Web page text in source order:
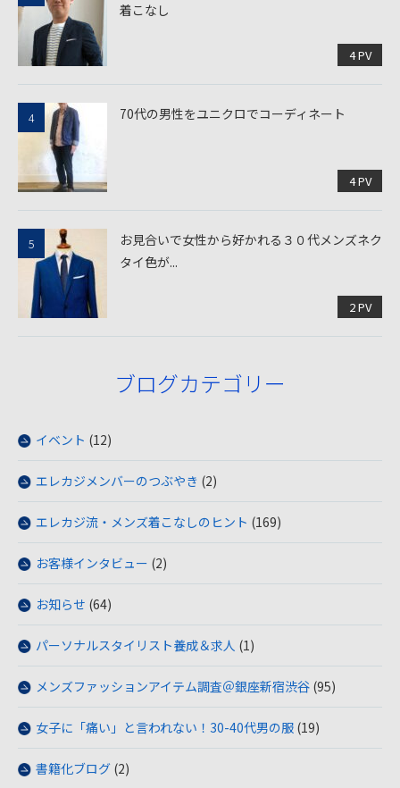
着こなし
4 PV
70代の男性をユニクロでコーディネート
4 PV
お見合いで女性から好かれる３０代メンズネク
タイ色が...
2 PV
ブログカテゴリー
イベント (12)
エレカジメンバーのつぶやき (2)
エレカジ流・メンズ着こなしのヒント (169)
お客様インタビュー (2)
お知らせ (64)
パーソナルスタイリスト養成＆求人 (1)
メンズファッションアイテム調査＠銀座新宿渋谷 (95)
女子に「痛い」と言われない！30-40代男の服 (19)
書籍化ブログ (2)